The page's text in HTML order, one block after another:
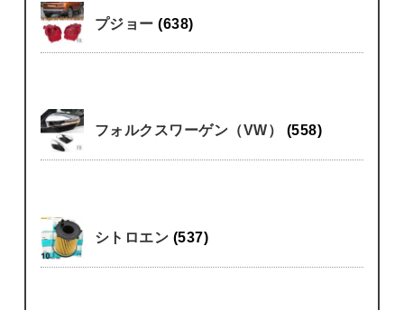
プジョー(638)
フォルクスワーゲン（VW） (558)
シトロエン (537)